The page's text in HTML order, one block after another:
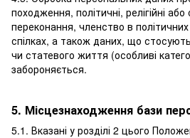
походження, політичні, релігійні або
переконання, членство в
спілках, а також даних, що
чи статевого життя (особливі
забороняється.
5. Місцезнаходження бази
5.1. Вказані у розділі 2 цього